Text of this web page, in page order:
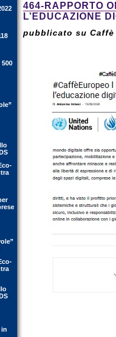
500
in
464-RAPPORTO
L’EDUCAZIONE
pubblicato su Caffè